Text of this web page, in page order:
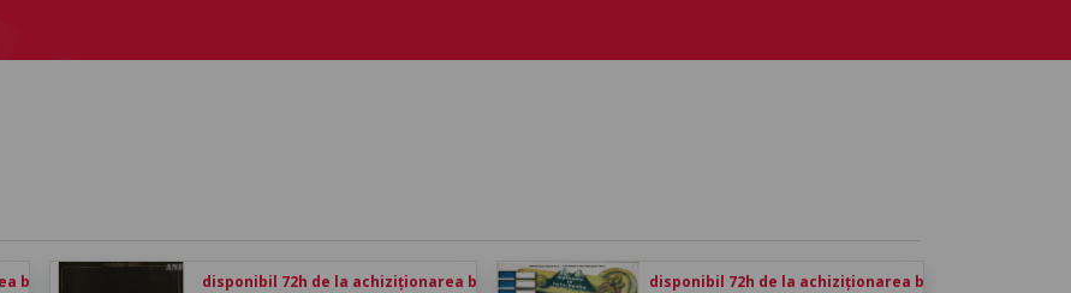
biletului disponibil 72h de la achiziționarea biletului disponibil 72h de la achiziționarea biletului